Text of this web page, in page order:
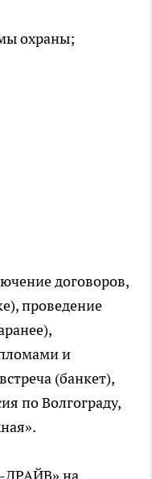
охраны;
договоров,
проведение
и
(банкет),
по Волгограду,